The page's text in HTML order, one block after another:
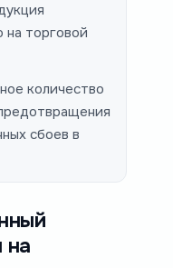
на торговой
количество
сбоев в
на